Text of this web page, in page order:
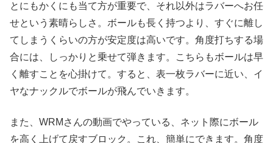
とにもかくにも当て方が重要で、それ以外はラバーへお任
せという素晴らしさ。ボールも長く持つより、すぐに離し
てしまうくらいの方が安定度は高いです。角度打ちする場
合には、しっかりと乗せて弾きます。こちらもボールは早
く離すことを心掛けて。すると、表一枚ラバーに近い、イ
ヤなナックルでボールが飛んでいきます。
また、WRMさんの動画でやっている、ネット際にボール
を高く上げて戻すブロック。これ、簡単にできます。角度